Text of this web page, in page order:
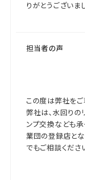
りがとうございま
担当者の声
この度は弊社をご
弊社は、水回りの
ンプ交換なども承
業団の登録店と
でもご相談くださ